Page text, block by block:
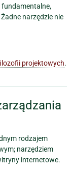
fundamentalne,
narzędzie nie
projektowych.
rodzajem
narzędziem
internetowe.